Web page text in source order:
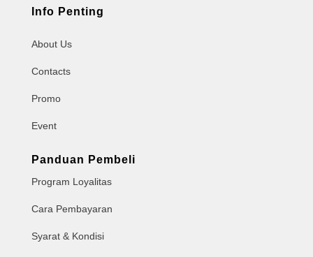
Info Penting
About Us
Contacts
Promo
Event
Panduan Pembeli
Program Loyalitas
Cara Pembayaran
Syarat & Kondisi